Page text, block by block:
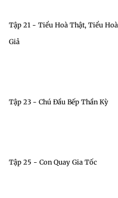
Tập 21 - Tiểu Hoà Thật, Tiểu Hoà
Giả
Tập 23 - Chú Đầu Bếp Thần Kỳ
Tập 25 - Con Quay Gia Tốc